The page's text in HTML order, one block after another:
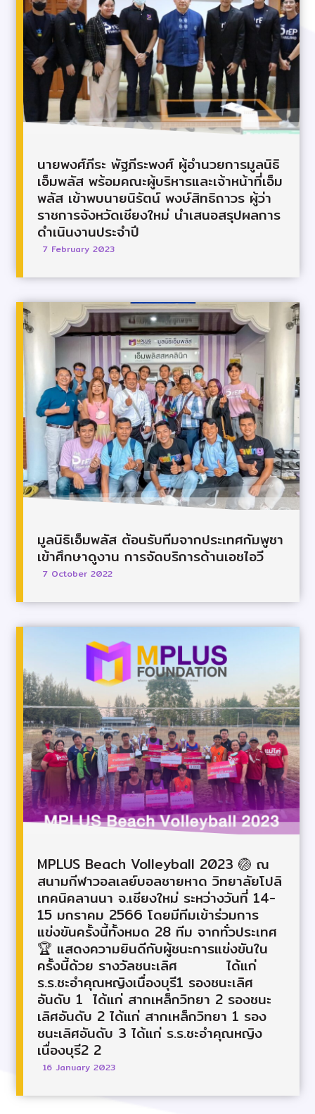
นายพงศ์ภีระ พัฐภีระพงศ์ ผู้อำนวยการมูลนิธิ
เอ็มพลัส พร้อมคณะผู้บริหารและเจ้าหน้าที่เอ็ม
พลัส เข้าพบนายนิรัตน์ พงษ์สิทธิถาวร ผู้ว่า
ราชการจังหวัดเชียงใหม่ นำเสนอสรุปผลการ
ดำเนินงานประจำปี
7 February 2023
มูลนิธิเอ็มพลัส ต้อนรับทีมจากประเทศกัมพูชา
เข้าศึกษาดูงาน การจัดบริการด้านเอชไอวี
7 October 2022
MPLUS Beach Volleyball 2023 🏐 ณ
สนามกีฬาวอลเลย์บอลชายหาด วิทยาลัยโปลิ
เทคนิคลานนา จ.เชียงใหม่ ระหว่างวันที่ 14-
15 มกราคม 2566 โดยมีทีมเข้าร่วมการ
แข่งขันครั้งนี้ทั้งหมด 28 ทีม จากทั่วประเทศ
🏆 แสดงความยินดีกับผู้ชนะการแข่งขันใน
ครั้งนี้ด้วย รางวัลชนะเลิศ ได้แก่
ร.ร.ชะอำคุณหญิงเนื่องบุรี1 รองชนะเลิศ
อันดับ 1 ได้แก่ สากเหล็กวิทยา 2 รองชนะ
เลิศอันดับ 2 ได้แก่ สากเหล็กวิทยา 1 รอง
ชนะเลิศอันดับ 3 ได้แก่ ร.ร.ชะอำคุณหญิง
เนื่องบุรี2 2
16 January 2023